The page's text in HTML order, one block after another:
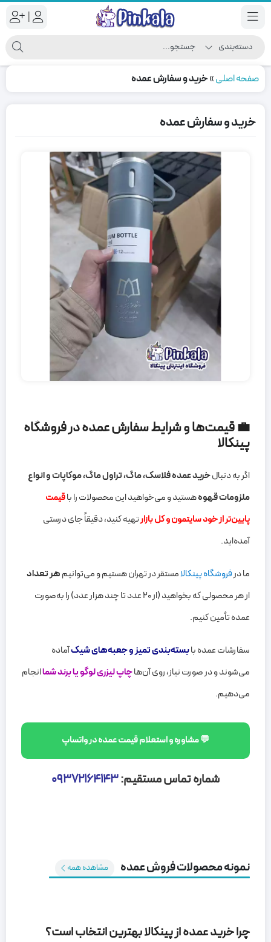
|
صفحه اصلی»خرید و سفارش عمده
خرید و سفارش عمده
💼 قیمت‌ها و شرایط سفارش عمده در فروشگاه
پینکالا
اگر به دنبالخرید عمده فلاسک، ماگ، تراول ماگ، موکاپات و انواع
ملزومات قهوههستید و می‌خواهید این محصولات را باقیمت
پایین‌تر از خود سایتمون و کل بازارتهیه کنید، دقیقاً جای درستی
آمده‌اید.
ما درفروشگاه پینکالامستقر در تهران هستیم و می‌توانیمهر تعداد
از هر محصولی که بخواهید (از ۲۰ عدد تا چند هزار عدد) را به‌صورت
عمده تأمین کنیم.
سفارشات عمده بابسته‌بندی تمیز و جعبه‌های شیکآماده
می‌شوند و در صورت نیاز، روی آن‌هاچاپ لیزری لوگو یا برند شماانجام
می‌دهیم.
💬 مشاوره و استعلام قیمت عمده در واتساپ
شماره تماس مستقیم:۰۹۳۷۲۱۶۴۱۴۳
نمونه محصولات فروش عمده مشاهده همه
چرا خرید عمده از پینکالا بهترین انتخاب است؟